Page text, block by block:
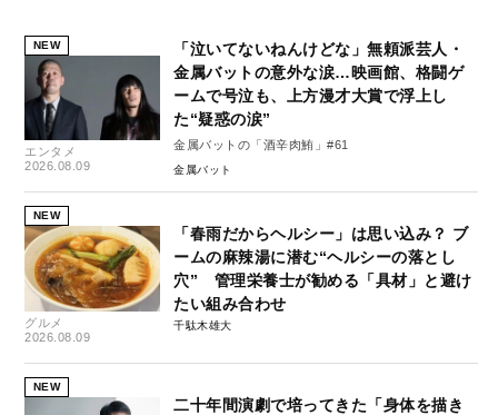
NEW
エンタメ
2026.08.09
「泣いてないねんけどな」無頼派芸人・
金属バットの意外な涙…映画館、格闘ゲ
ームで号泣も、上方漫才大賞で浮上し
た“疑惑の涙”
金属バットの「酒辛肉鮪」#61
金属バット
NEW
グルメ
2026.08.09
「春雨だからヘルシー」は思い込み？ ブ
ームの麻辣湯に潜む“ヘルシーの落とし
穴” 管理栄養士が勧める「具材」と避け
たい組み合わせ
千駄木雄大
NEW
二十年間演劇で培ってきた「身体を描き